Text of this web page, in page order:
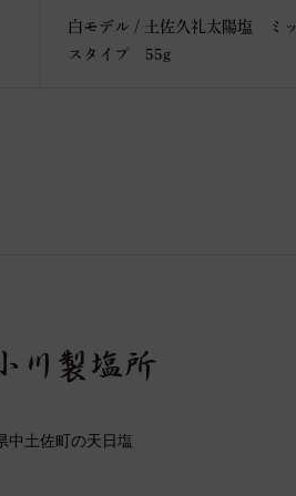
白モデル / 土佐久礼太陽塩 ミ
スタイプ 55g
中土佐町の天日塩